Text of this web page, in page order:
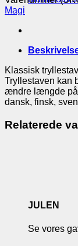
JULEN
Se vores
Magi
Klassisk
Tryllestaven kan
ændre længde på
dansk, finsk,
Relaterede